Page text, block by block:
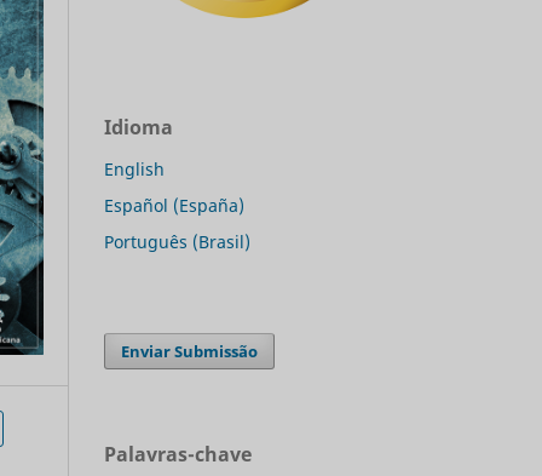
Idioma
English
Español (España)
Português (Brasil)
Enviar Submissão
Palavras-chave